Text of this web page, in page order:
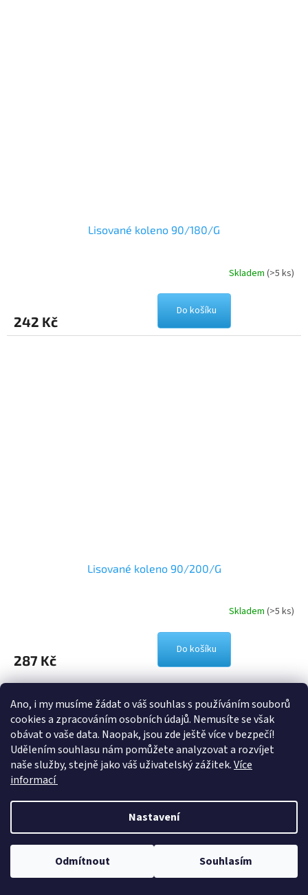
Ano, i my musíme žádat o váš souhlas s používáním souborů
cookies a zpracováním osobních údajů. Nemusíte se však
obávat o vaše data. Naopak, jsou zde ještě více v bezpečí!
Udělením souhlasu nám pomůžete analyzovat a rozvíjet
naše služby, stejně jako váš uživatelský zážitek.Více
informací
Nastavení
Odmítnout Souhlasím
Lisované koleno 90/180/G
Skladem (>5 ks)
242 Kč
Do košíku
Lisované koleno 90/200/G
Skladem (>5 ks)
287 Kč
Do košíku
O
v
l
á
d
a
p
r
v
k
ý
Informace pro vás
Obchodní podmínky
Moje objednávka